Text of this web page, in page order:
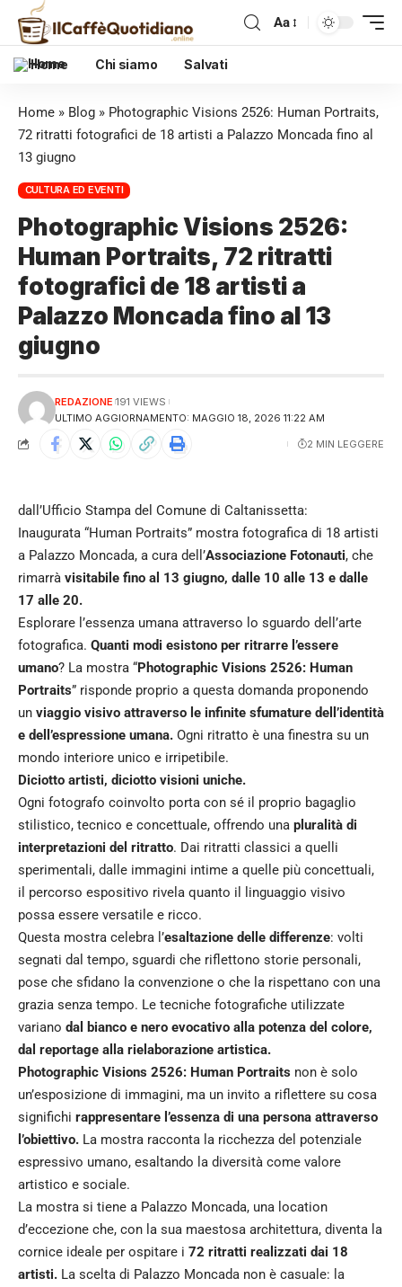
Aa
Home Chi siamo Salvati
Home » Blog » Photographic Visions 2526: Human Portraits,
72 ritratti fotografici de 18 artisti a Palazzo Moncada fino al
13 giugno
CULTURA ED EVENTI
Photographic Visions 2526:
Human Portraits, 72 ritratti
fotografici de 18 artisti a
Palazzo Moncada fino al 13
giugno
ULTIMO AGGIORNAMENTO: MAGGIO 18, 2026 11:22 AM
REDAZIONE 191 VIEWS
2 MIN LEGGERE
dall’Ufficio Stampa del Comune di Caltanissetta:
Inaugurata “Human Portraits” mostra fotografica di 18 artisti
a Palazzo Moncada, a cura dell’Associazione Fotonauti, che
rimarrà visitabile fino al 13 giugno, dalle 10 alle 13 e dalle
17 alle 20.
Esplorare l’essenza umana attraverso lo sguardo dell’arte
fotografica. Quanti modi esistono per ritrarre l’essere
umano? La mostra “Photographic Visions 2526: Human
Portraits” risponde proprio a questa domanda proponendo
un viaggio visivo attraverso le infinite sfumature dell’identità
e dell’espressione umana. Ogni ritratto è una finestra su un
mondo interiore unico e irripetibile.
Diciotto artisti, diciotto visioni uniche.
Ogni fotografo coinvolto porta con sé il proprio bagaglio
stilistico, tecnico e concettuale, offrendo una pluralità di
interpretazioni del ritratto. Dai ritratti classici a quelli
sperimentali, dalle immagini intime a quelle più concettuali,
il percorso espositivo rivela quanto il linguaggio visivo
possa essere versatile e ricco.
Questa mostra celebra l’esaltazione delle differenze: volti
segnati dal tempo, sguardi che riflettono storie personali,
pose che sfidano la convenzione o che la rispettano con una
grazia senza tempo. Le tecniche fotografiche utilizzate
variano dal bianco e nero evocativo alla potenza del colore,
dal reportage alla rielaborazione artistica.
Photographic Visions 2526: Human Portraits non è solo
un’esposizione di immagini, ma un invito a riflettere su cosa
significhi rappresentare l’essenza di una persona attraverso
l’obiettivo. La mostra racconta la ricchezza del potenziale
espressivo umano, esaltando la diversità come valore
artistico e sociale.
La mostra si tiene a Palazzo Moncada, una location
d’eccezione che, con la sua maestosa architettura, diventa la
cornice ideale per ospitare i 72 ritratti realizzati dai 18
artisti. La scelta di Palazzo Moncada non è casuale: la